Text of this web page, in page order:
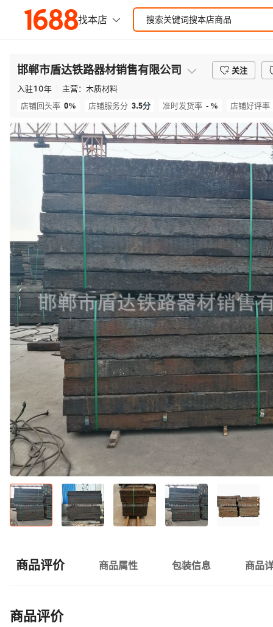
邯郸市盾达铁路器材销售有限公司
关注
入驻10年 主营： 木质材料
店铺回头率 0% 店铺服务分 3.5分 准时发货率 - % 店铺好评率
商品评价 商品属性 包装信息 商品
商品评价